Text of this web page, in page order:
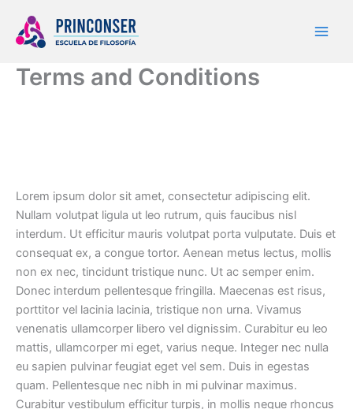
contenido
Terms and Conditions
Lorem ipsum dolor sit amet, consectetur adipiscing elit.
Nullam volutpat ligula ut leo rutrum, quis faucibus nisl
interdum. Ut efficitur mauris volutpat porta vulputate. Duis et
consequat ex, a congue tortor. Aenean metus lectus, mollis
non ex nec, tincidunt tristique nunc. Ut ac semper enim.
Donec interdum pellentesque fringilla. Maecenas est risus,
porttitor vel lacinia lacinia, tristique non urna. Vivamus
venenatis ullamcorper libero vel dignissim. Curabitur eu leo
mattis, ullamcorper mi eget, varius neque. Integer nec nulla
eu sapien pulvinar feugiat eget vel sem. Duis in egestas
quam. Pellentesque nec nibh in mi pulvinar maximus.
Curabitur vestibulum efficitur turpis, in mollis neque rhoncus